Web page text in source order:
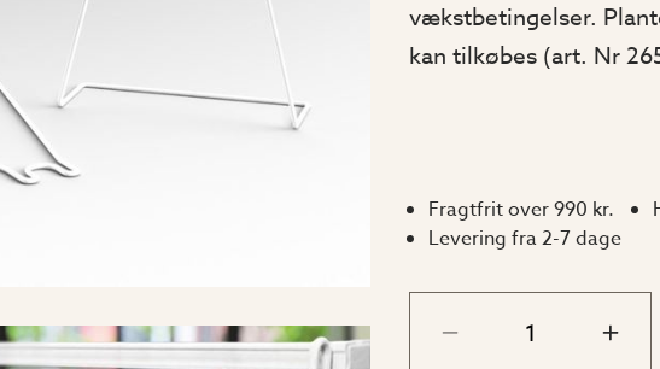
vækstbetingelser.
kan tilkøbes (art. Nr
Fragtfrit over 990 kr.
Levering fra 2-7 dage